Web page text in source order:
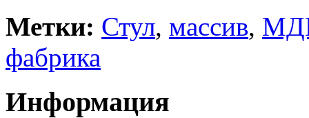
Метки: Стул, массив,
фабрика
Информация